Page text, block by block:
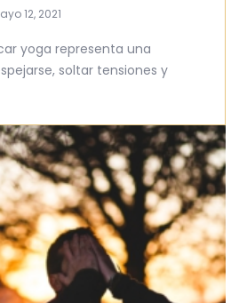
12, 2021
yoga representa una
soltar tensiones y